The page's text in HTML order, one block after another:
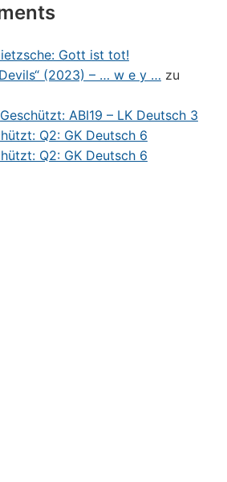
Gott ist tot!
(2023) – … w e y … zu
Geschützt: ABI19 – LK Deutsch 3
Q2: GK Deutsch 6
Q2: GK Deutsch 6